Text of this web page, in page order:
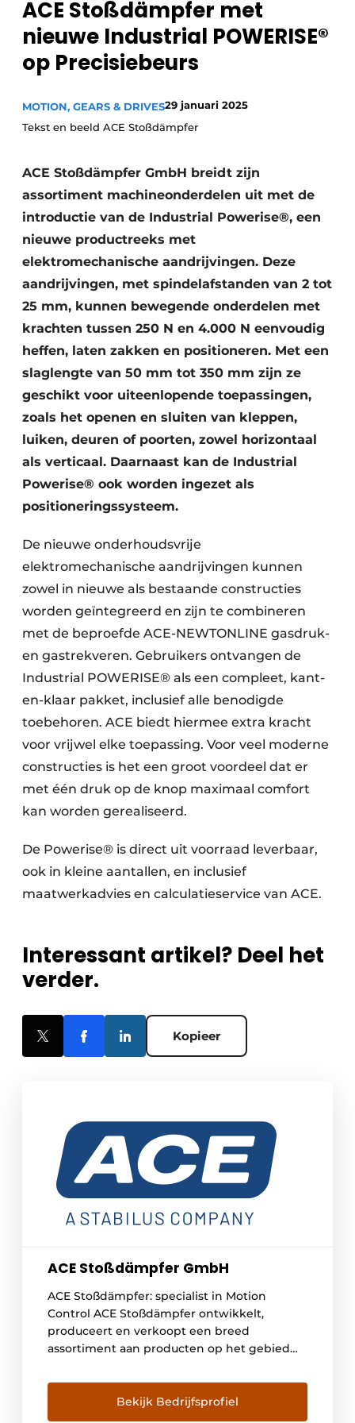
Privacy / Cookie statement
Vacature aanmelden
Vacatures
ACE Stoßdämpfer met
nieuwe Industrial POWERISE®
op Precisiebeurs
MOTION, GEARS & DRIVES29 januari 2025
Tekst en beeld ACE Stoßdämpfer
ACE Stoßdämpfer GmbH breidt zijn
assortiment machineonderdelen uit met de
introductie van de Industrial Powerise®, een
nieuwe productreeks met
elektromechanische aandrijvingen. Deze
aandrijvingen, met spindelafstanden van 2 tot
25 mm, kunnen bewegende onderdelen met
krachten tussen 250 N en 4.000 N eenvoudig
heffen, laten zakken en positioneren. Met een
slaglengte van 50 mm tot 350 mm zijn ze
geschikt voor uiteenlopende toepassingen,
zoals het openen en sluiten van kleppen,
luiken, deuren of poorten, zowel horizontaal
als verticaal. Daarnaast kan de Industrial
Powerise® ook worden ingezet als
positioneringssysteem.
De nieuwe onderhoudsvrije
elektromechanische aandrijvingen kunnen
zowel in nieuwe als bestaande constructies
worden geïntegreerd en zijn te combineren
met de beproefde ACE-NEWTONLINE gasdruk-
en gastrekveren. Gebruikers ontvangen de
Industrial POWERISE® als een compleet, kant-
en-klaar pakket, inclusief alle benodigde
toebehoren. ACE biedt hiermee extra kracht
voor vrijwel elke toepassing. Voor veel moderne
constructies is het een groot voordeel dat er
met één druk op de knop maximaal comfort
kan worden gerealiseerd.
De Powerise® is direct uit voorraad leverbaar,
ook in kleine aantallen, en inclusief
maatwerkadvies en calculatieservice van ACE.
Interessant artikel? Deel het
verder.
Kopieer
ACE Stoßdämpfer GmbH
ACE Stoßdämpfer: specialist in Motion
Control ACE Stoßdämpfer ontwikkelt,
produceert en verkoopt een breed
assortiment aan producten op het gebied
en trillingsdemping. Ook voor
veiligheidsproducten kan men bij ACE
terecht. De producten van ACE worden bijna
Bekijk Bedrijfsprofiel